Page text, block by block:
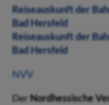
Reiseauskunft der
Bad Hersfeld
Reiseauskunft der
Bad Hersfeld
NVV
Der Nordhessische